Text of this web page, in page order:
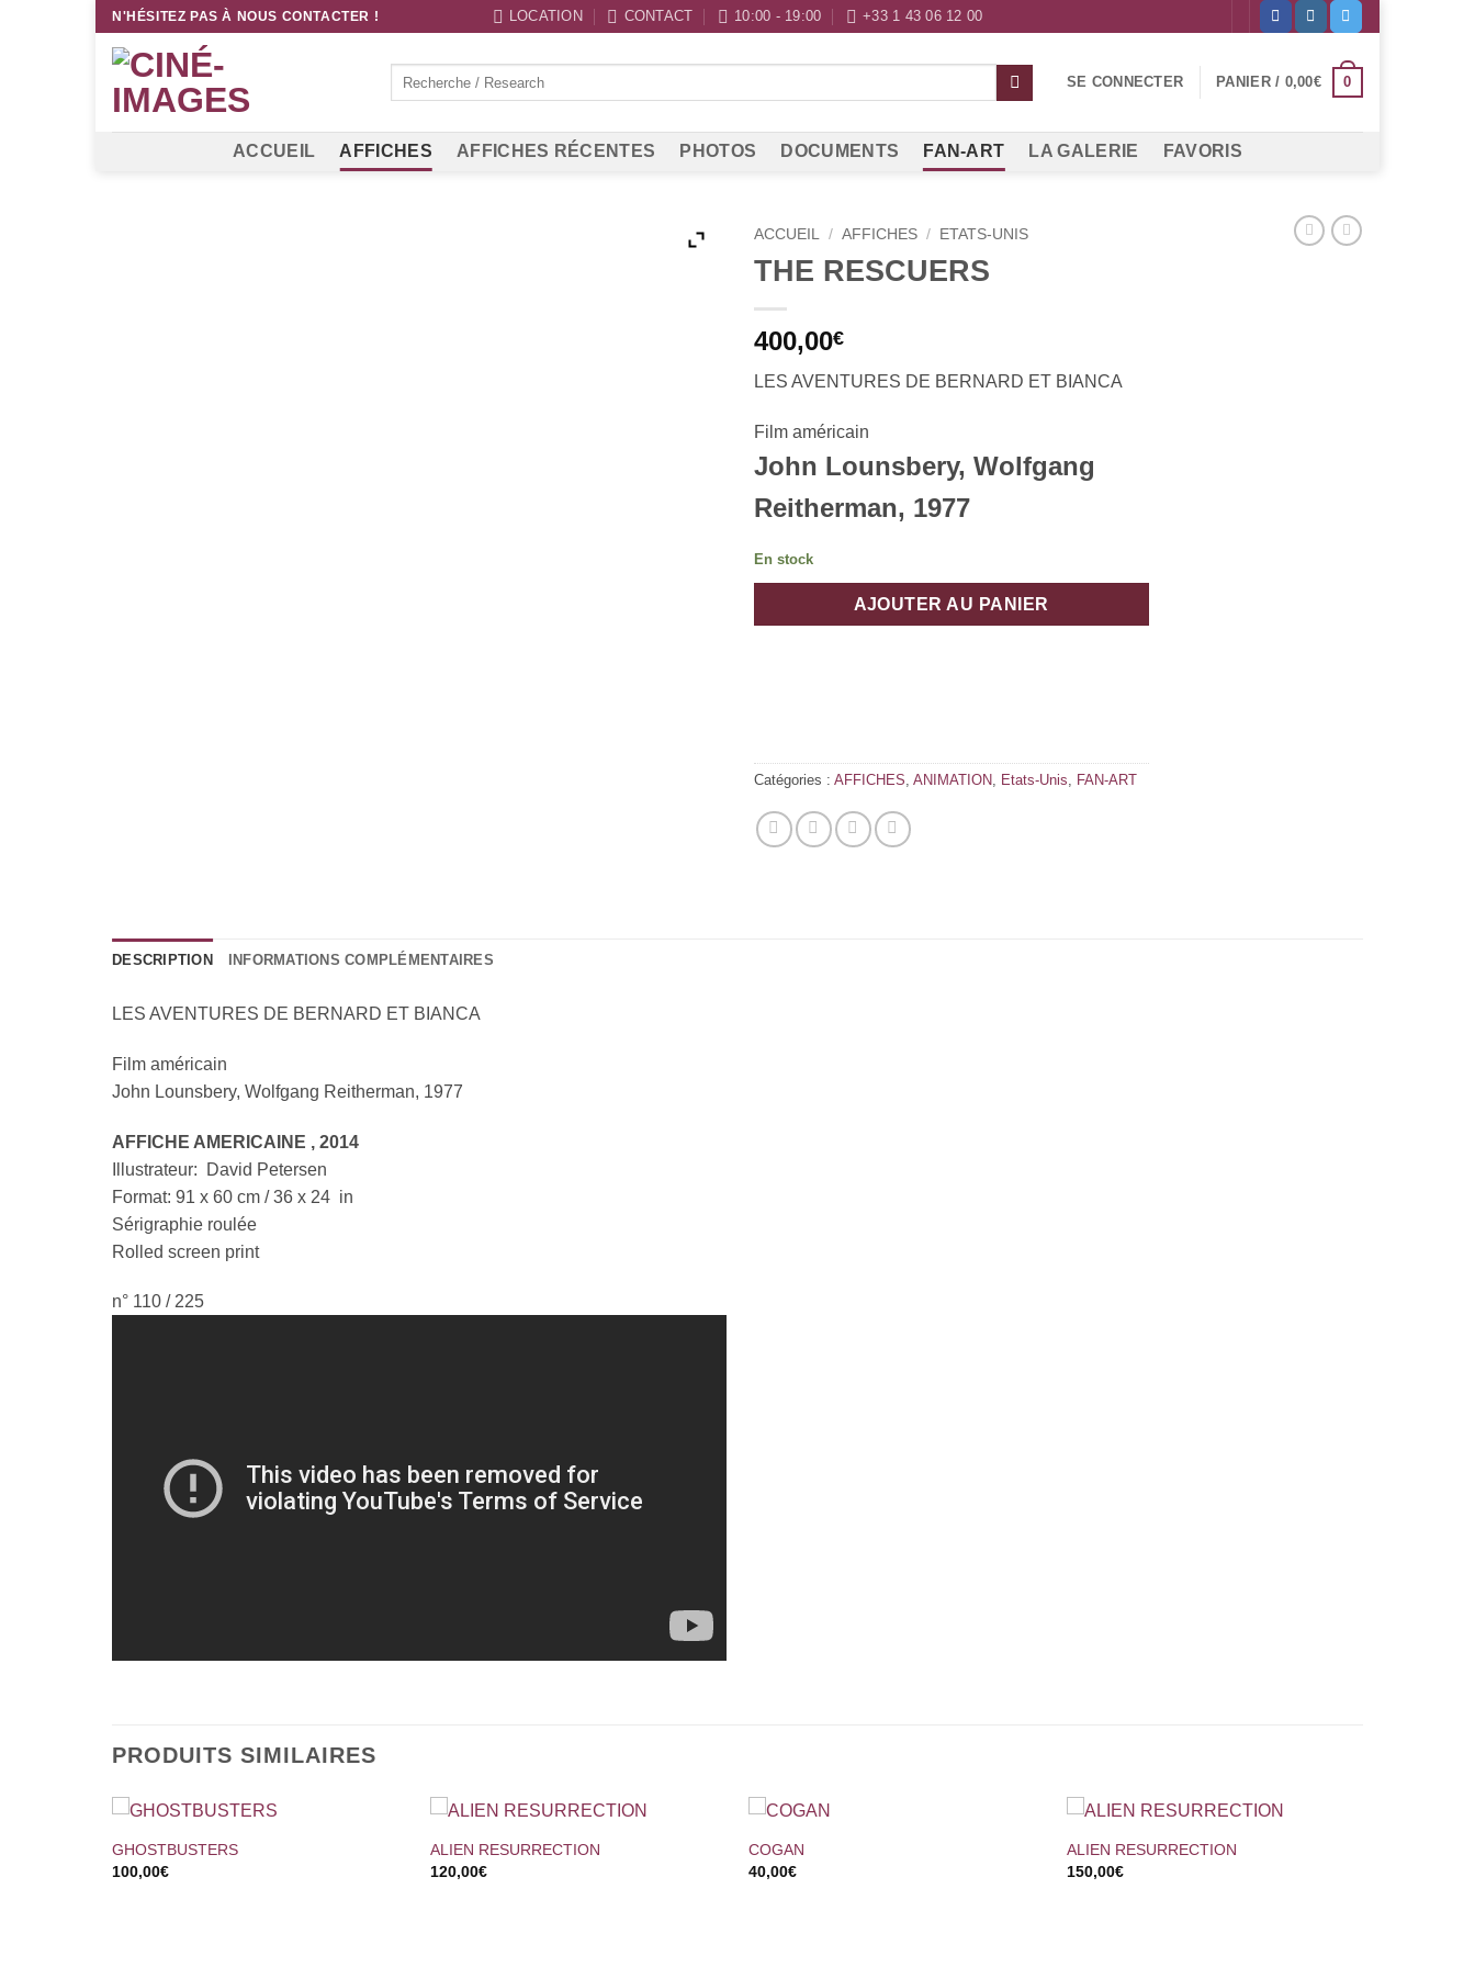
Passer
contenu
N'HÉSITEZ PAS À NOUS CONTACTER ! LOCATION CONTACT 10:00 - 19:00 +33 1 43 06 12 00
SE CONNECTER PANIER / 0,00€ 0
ACCUEIL AFFICHES AFFICHES RÉCENTES PHOTOS DOCUMENTS FAN-ART LA GALERIE FAVORIS
ACCUEIL / AFFICHES / ETATS-UNIS
THE RESCUERS
400,00€
LES AVENTURES DE BERNARD ET BIANCA
Film américain
John Lounsbery, Wolfgang
Reitherman, 1977
En stock
AJOUTER AU PANIER
Catégories : AFFICHES ANIMATION Etats-Unis FAN-ART
DESCRIPTION INFORMATIONS COMPLÉMENTAIRES
LES AVENTURES DE BERNARD ET BIANCA
Film américain
John Lounsbery, Wolfgang Reitherman, 1977
AFFICHE AMERICAINE , 2014
Illustrateur: David Petersen
Format: 91 x 60 cm / 36 x 24 in
Sérigraphie roulée
Rolled screen print
n° 110 / 225
PRODUITS SIMILAIRES
+
GHOSTBUSTERS
100,00€
+
ALIEN RESURRECTION
120,00€
+
COGAN
40,00€
+
ALIEN RESURRECTION
150,00€